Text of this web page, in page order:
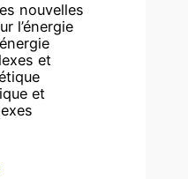
nouvelles
l’énergie
et
et